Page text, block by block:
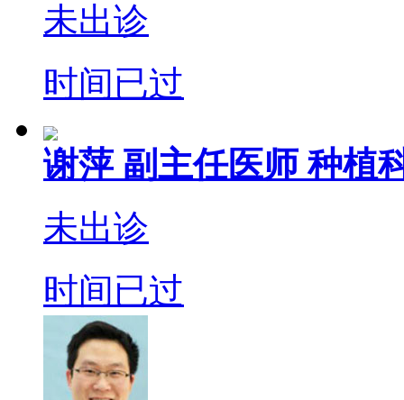
未出诊
时间已过
谢萍 副主任医师种植
未出诊
时间已过